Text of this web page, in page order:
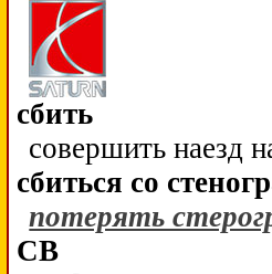
сбить
совершить наезд
сбиться со
потерять
СВ